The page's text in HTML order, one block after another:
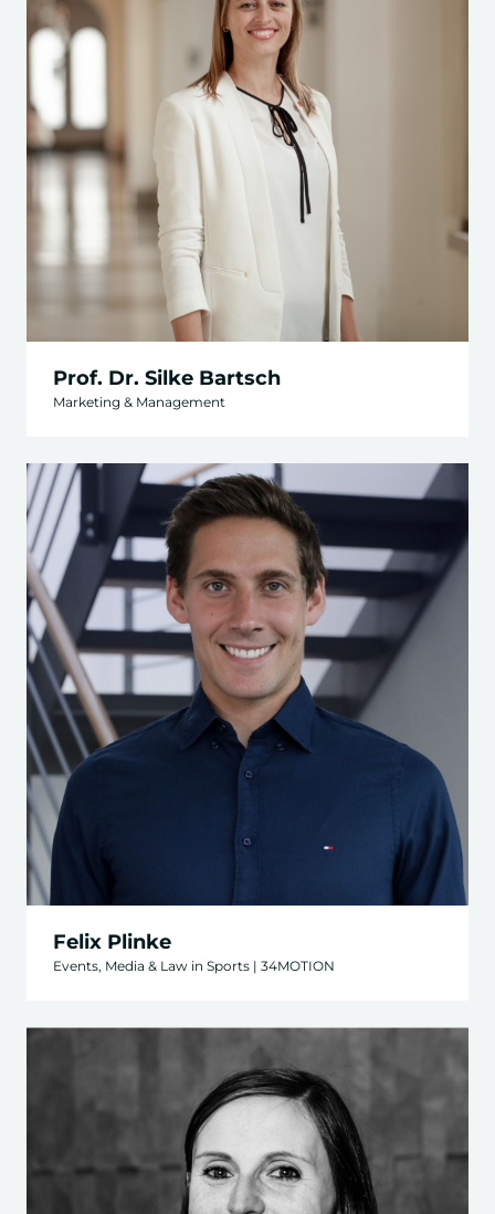
Prof. Dr. Silke Bartsch
Marketing & Management
Felix Plinke
Events, Media & Law in Sports | 34MOTION